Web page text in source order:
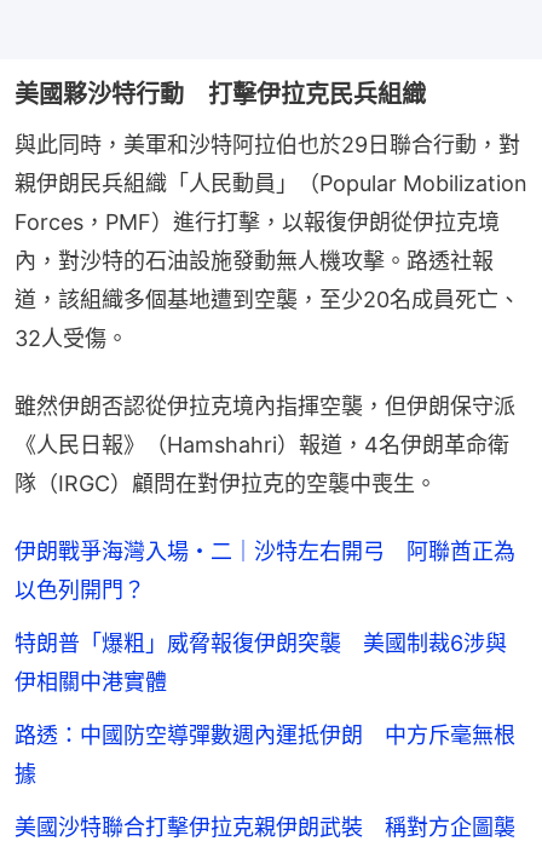
美國夥沙特行動 打擊伊拉克民兵組織
與此同時，美軍和沙特阿拉伯也於29日聯合行動，對
親伊朗民兵組織「人民動員」（Popular Mobilization
Forces，PMF）進行打擊，以報復伊朗從伊拉克境
內，對沙特的石油設施發動無人機攻擊。路透社報
道，該組織多個基地遭到空襲，至少20名成員死亡、
32人受傷。
雖然伊朗否認從伊拉克境內指揮空襲，但伊朗保守派
《人民日報》（Hamshahri）報道，4名伊朗革命衛
隊（IRGC）顧問在對伊拉克的空襲中喪生。
伊朗戰爭海灣入場・二｜沙特左右開弓 阿聯酋正為
以色列開門？
特朗普「爆粗」威脅報復伊朗突襲 美國制裁6涉與
伊相關中港實體
路透：中國防空導彈數週內運抵伊朗 中方斥毫無根
據
美國沙特聯合打擊伊拉克親伊朗武裝 稱對方企圖襲